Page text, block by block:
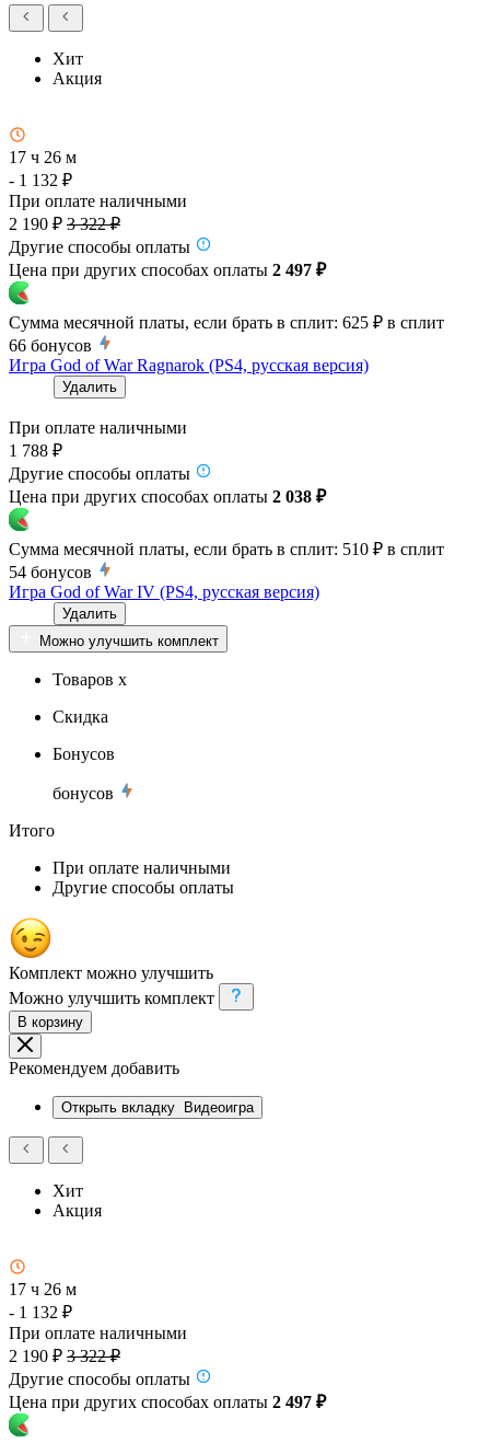
Хит
Акция
17 ч 26 м
- 1 132 ₽
При оплате наличными
2 190 ₽ 3 322 ₽
Другие способы оплаты
Цена при других способах оплаты 2 497 ₽
Сумма месячной платы, если брать в сплит: 625 ₽ в сплит
66 бонусов
Игра God of War Ragnarok (PS4, русская версия)
Удалить
При оплате наличными
1 788 ₽
Другие способы оплаты
Цена при других способах оплаты 2 038 ₽
Сумма месячной платы, если брать в сплит: 510 ₽ в сплит
54 бонусов
Игра God of War IV (PS4, русская версия)
Удалить
Можно улучшить комплект
Товаров x
Скидка
Бонусов
бонусов
Итого
При оплате наличными
Другие способы оплаты
Комплект можно улучшить
Можно улучшить комплект
В корзину
Рекомендуем добавить
Открыть вкладку Видеоигра
Хит
Акция
17 ч 26 м
- 1 132 ₽
При оплате наличными
2 190 ₽ 3 322 ₽
Другие способы оплаты
Цена при других способах оплаты 2 497 ₽